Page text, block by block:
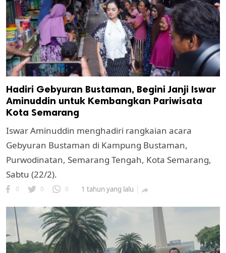
Hadiri Gebyuran Bustaman, Begini Janji Iswar
Aminuddin untuk Kembangkan Pariwisata
Kota Semarang
Iswar Aminuddin menghadiri rangkaian acara
Gebyuran Bustaman di Kampung Bustaman,
Purwodinatan, Semarang Tengah, Kota Semarang,
Sabtu (22/2).
0 0 0 1 tahun yang lalu 